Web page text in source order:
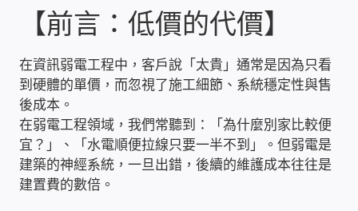
監視器安裝維修-實績案例
自動控制PLC專案設計-實績案例
雲端儲值型電表
電子鎖安裝-實績案例
電腦資訊-實績案例
【前言：低價的代價】
在資訊弱電工程中，客戶說「太貴」通常是因為只看
到硬體的單價，而忽視了施工細節、系統穩定性與售
後成本。
在弱電工程領域，我們常聽到：「為什麼別家比較便
宜？」、「水電順便拉線只要一半不到」。但弱電是
建築的神經系統，一旦出錯，後續的維護成本往往是
建置費的數倍。